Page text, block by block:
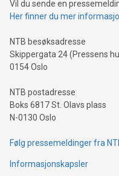
Vil du sende en
Her finner du mer
NTB besøksadresse
Skippergata 24 (Pressens
0154 Oslo
NTB postadresse
Boks 6817 St. Olavs plass
N-0130 Oslo
Følg pressemeldinger fra
Informasjonskapsler